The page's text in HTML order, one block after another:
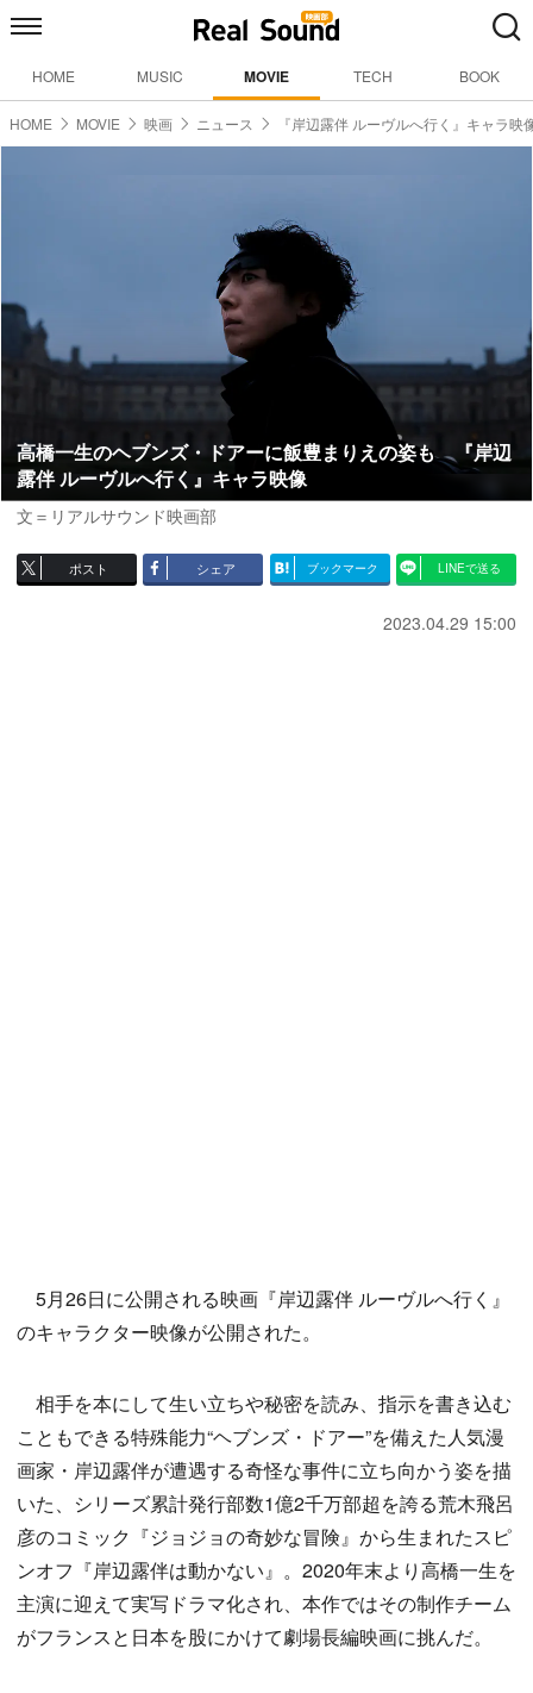
HOME MUSIC MOVIE TECH BOOK
HOME MOVIE 映画 ニュース 『岸辺露伴 ルーヴルへ行く』キャラ映
高橋一生のヘブンズ・ドアーに飯豊まりえの姿も 『岸辺
露伴 ルーヴルへ行く』キャラ映像
文＝リアルサウンド映画部
ポスト シェア ブックマーク LINEで送る
2023.04.29 15:00
5月26日に公開される映画『岸辺露伴 ルーヴルへ行く』
のキャラクター映像が公開された。
相手を本にして生い立ちや秘密を読み、指示を書き込む
こともできる特殊能力“ヘブンズ・ドアー”を備えた人気漫
画家・岸辺露伴が遭遇する奇怪な事件に立ち向かう姿を描
いた、シリーズ累計発行部数1億2千万部超を誇る荒木飛呂
彦のコミック『ジョジョの奇妙な冒険』から生まれたスピ
ンオフ『岸辺露伴は動かない』。2020年末より高橋一生を
主演に迎えて実写ドラマ化され、本作ではその制作チーム
がフランスと日本を股にかけて劇場長編映画に挑んだ。